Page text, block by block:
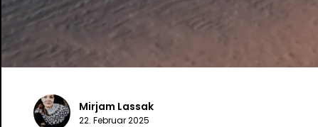
Mirjam Lassak
22. Februar 2025